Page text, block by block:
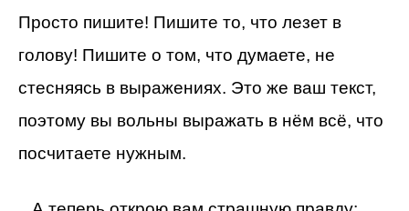
Просто пишите! Пишите то, что лезет в
голову! Пишите о том, что думаете, не
стесняясь в выражениях. Это же ваш текст,
поэтому вы вольны выражать в нём всё, что
посчитаете нужным.